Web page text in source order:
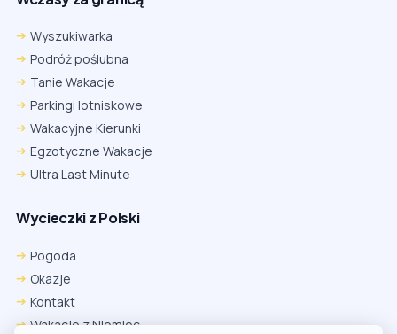
Wyszukiwarka
Podróż poślubna
Tanie Wakacje
Parkingi lotniskowe
Wakacyjne Kierunki
Egzotyczne Wakacje
Ultra Last Minute
Wycieczki z Polski
Pogoda
Okazje
Kontakt
Wakacje z Niemiec
Firefox
Ustawienia → Prywatność i bezpieczeństwo → Pliki cookie innych
firm → ustaw „Zezwalaj”.
Na czas rezerwacji nie blokuj cookies i śledzenia dla tej witryny.